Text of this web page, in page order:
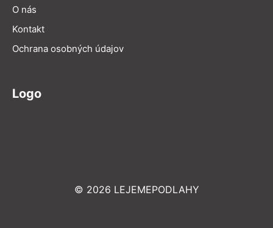
O nás
Kontakt
Ochrana osobných údajov
Logo
© 2026 LEJEMEPODLAHY